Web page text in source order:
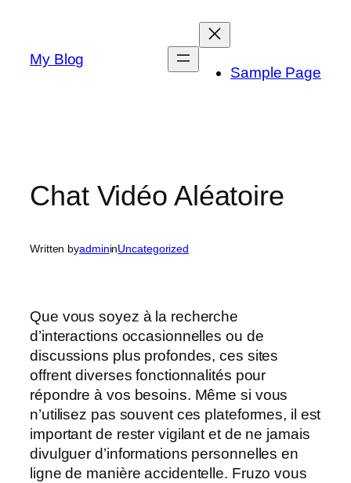
content
My Blog
Sample Page
Chat Vidéo Aléatoire
Written byadmininUncategorized
Que vous soyez à la recherche
d’interactions occasionnelles ou de
discussions plus profondes, ces sites
offrent diverses fonctionnalités pour
répondre à vos besoins. Même si vous
n’utilisez pas souvent ces plateformes, il est
important de rester vigilant et de ne jamais
divulguer d’informations personnelles en
ligne de manière accidentelle. Fruzo vous